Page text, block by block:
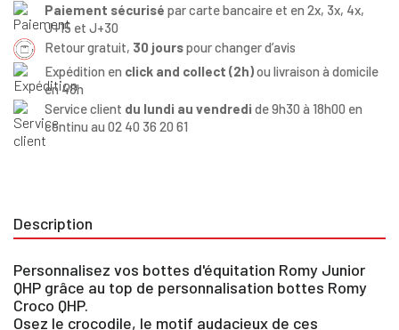
Paiement sécurisé par carte bancaire et en 2x, 3x, 4x,
J+15 et J+30
Retour gratuit, 30 jourspour changer d’avis
Expédition en click and collect (2h)ou livraison à domicile
en 48h
Service client du lundi au vendredi de 9h30 à 18h00 en
continu au 02 40 36 20 61
Description
Personnalisez vos bottes d'équitation Romy Junior
QHP grâce au top de personnalisation bottes Romy
Croco QHP.
Osez le crocodile, le motif audacieux de ces